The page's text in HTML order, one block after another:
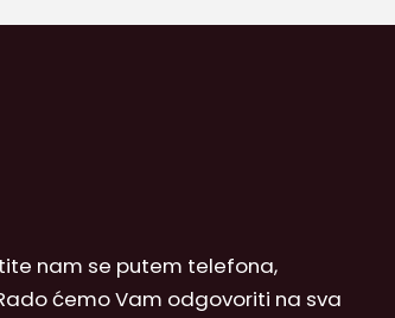
nam se putem telefona,
ćemo Vam odgovoriti na sva